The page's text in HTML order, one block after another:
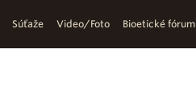
Súťaže Video/Foto Bioetické fórum